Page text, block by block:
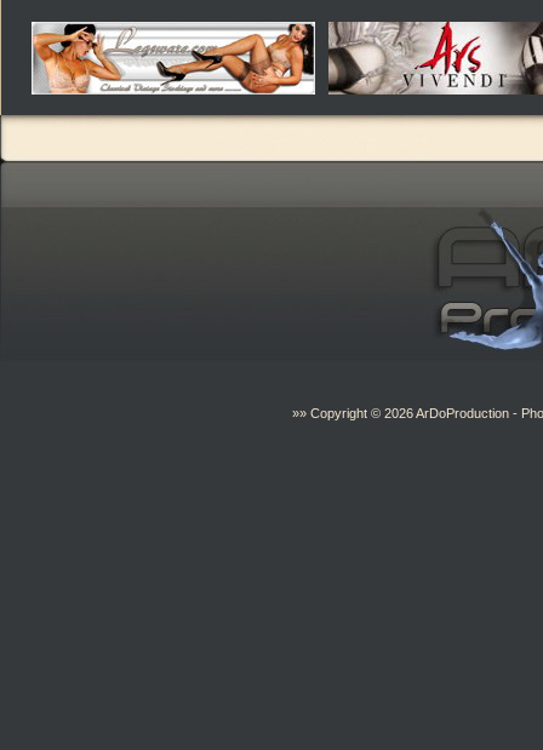
»» Copyright © 2026ArDoProduction -